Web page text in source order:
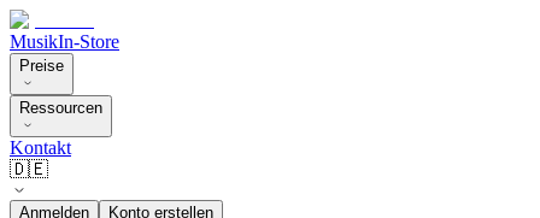
MusikIn-Store
Preise
Ressourcen
Kontakt
🇩🇪
Anmelden Konto erstellen